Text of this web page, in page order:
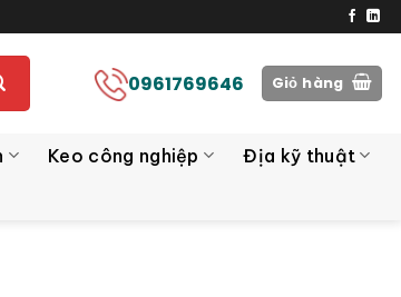
0961769646 Giỏ hàng
Keo công nghiệp
Địa kỹ thuật